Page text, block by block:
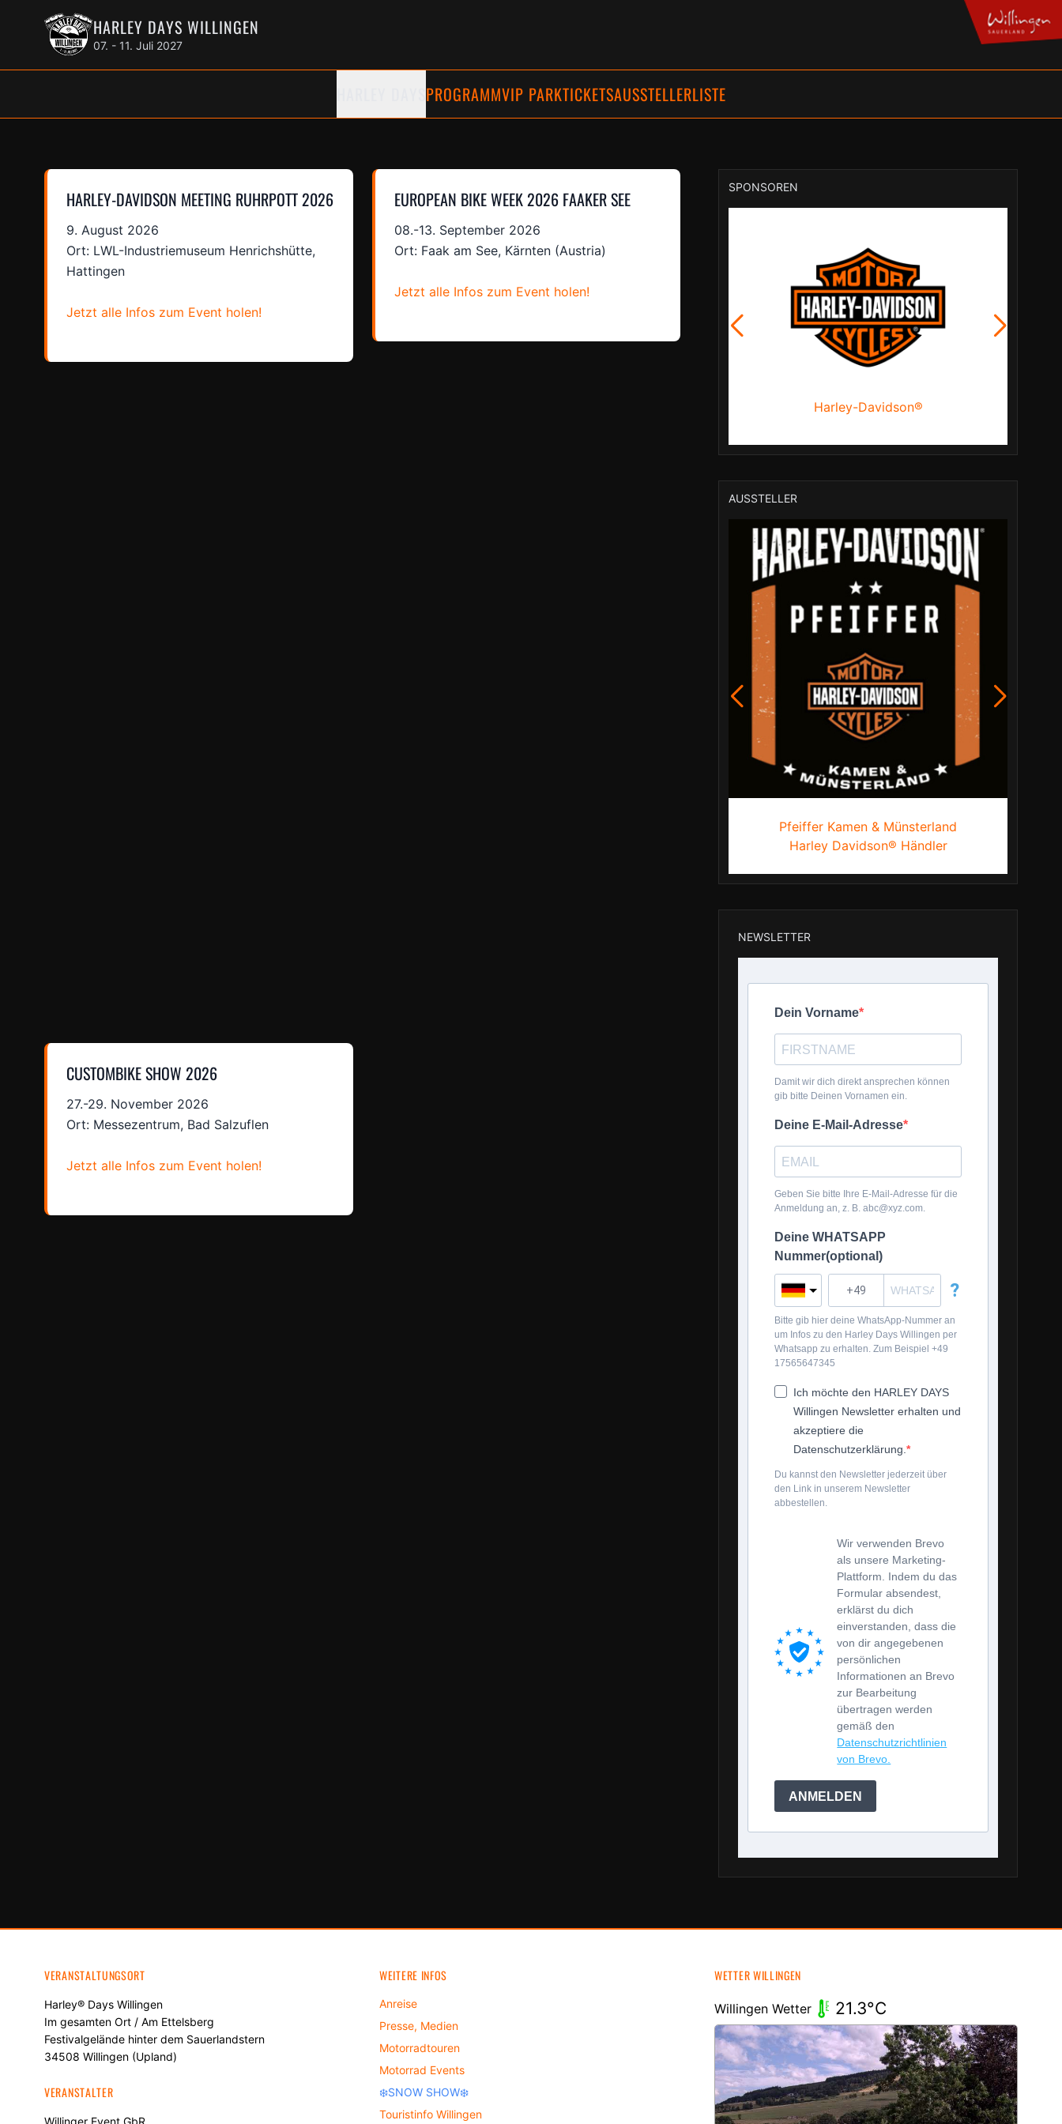
HARLEY DAYS WILLINGEN
07. - 11. Juli 2027
PROGRAMMVIP PARKTICKETSAUSSTELLERLISTE
HARLEY-DAVIDSON MEETING RUHRPOTT 2026
9. August 2026
Ort: LWL-Industriemuseum Henrichshütte,
Hattingen
Jetzt alle Infos zum Event holen!
EUROPEAN BIKE WEEK 2026 FAAKER SEE
08.-13. September 2026
Ort: Faak am See, Kärnten (Austria)
Jetzt alle Infos zum Event holen!
CUSTOMBIKE SHOW 2026
27.-29. November 2026
Ort: Messezentrum, Bad Salzuflen
Jetzt alle Infos zum Event holen!
SPONSOREN
Harley-Davidson®
AUSSTELLER
Pfeiffer Kamen & Münsterland
Harley Davidson® Händler
NEWSLETTER
Dein Vorname
Damit wir dich direkt ansprechen können
gib bitte Deinen Vornamen ein.
Deine E-Mail-Adresse
Geben Sie bitte Ihre E-Mail-Adresse für die
Anmeldung an, z. B. abc@xyz.com.
Deine WHATSAPP
Nummer(optional)
?
Bitte gib hier deine WhatsApp-Nummer an
um Infos zu den Harley Days Willingen per
Whatsapp zu erhalten. Zum Beispiel +49
17565647345
Ich möchte den HARLEY DAYS
Willingen Newsletter erhalten und
akzeptiere die
Datenschutzerklärung.
Du kannst den Newsletter jederzeit über
den Link in unserem Newsletter
abbestellen.
Wir verwenden Brevo
als unsere Marketing-
Plattform. Indem du das
Formular absendest,
erklärst du dich
einverstanden, dass die
von dir angegebenen
persönlichen
Informationen an Brevo
zur Bearbeitung
übertragen werden
gemäß den
Datenschutzrichtlinien
von Brevo.
ANMELDEN
VERANSTALTUNGSORT
Harley® Days Willingen
Im gesamten Ort / Am Ettelsberg
Festivalgelände hinter dem Sauerlandstern
34508 Willingen (Upland)
VERANSTALTER
WEITERE INFOS
Anreise
Presse, Medien
Motorradtouren
Motorrad Events
❄️SNOW SHOW❄️
Touristinfo Willingen
WETTER WILLINGEN
Willingen Wetter 21.3°C